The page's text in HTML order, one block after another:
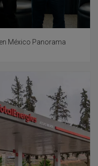
México Panorama